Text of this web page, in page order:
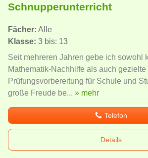
Schnupperunterricht
Fächer: Alle
Klasse: 3 bis: 13
Seit mehreren Jahren gebe ich sowohl
Mathematik-Nachhilfe als auch gezielte
Prüfungsvorbereitung für Schule und
große Freude be... » mehr
Telefon
Details